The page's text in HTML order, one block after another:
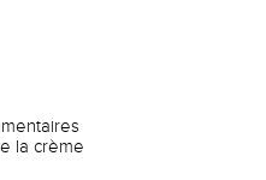
la crème